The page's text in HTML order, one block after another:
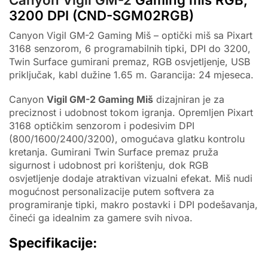
3200 DPI (CND-SGM02RGB)
Canyon Vigil GM-2 Gaming Miš – optički miš sa Pixart
3168 senzorom, 6 programabilnih tipki, DPI do 3200,
Twin Surface gumirani premaz, RGB osvjetljenje, USB
priključak, kabl dužine 1.65 m. Garancija: 24 mjeseca.
Canyon Vigil GM-2 Gaming Miš dizajniran je za
preciznost i udobnost tokom igranja. Opremljen Pixart
3168 optičkim senzorom i podesivim DPI
(800/1600/2400/3200), omogućava glatku kontrolu
kretanja. Gumirani Twin Surface premaz pruža
sigurnost i udobnost pri korištenju, dok RGB
osvjetljenje dodaje atraktivan vizualni efekat. Miš nudi
mogućnost personalizacije putem softvera za
programiranje tipki, makro postavki i DPI podešavanja,
čineći ga idealnim za gamere svih nivoa.
Specifikacije: